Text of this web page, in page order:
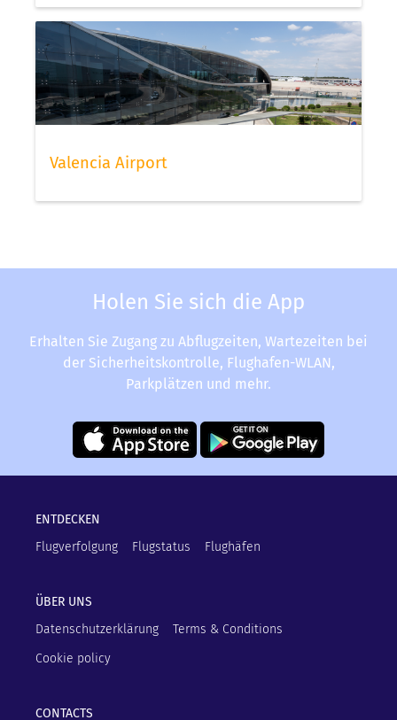
Valencia Airport
Holen Sie sich die App
Erhalten Sie Zugang zu Abflugzeiten, Wartezeiten bei
der Sicherheitskontrolle, Flughafen-WLAN,
Parkplätzen und mehr.
ENTDECKEN
Flugverfolgung
Flugstatus Flughäfen
ÜBER UNS
Datenschutzerklärung
Terms & Conditions
Cookie policy
CONTACTS